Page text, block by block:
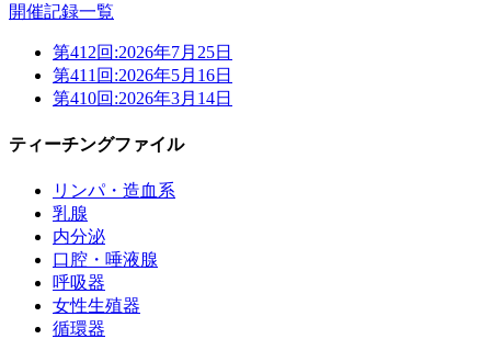
開催記録一覧
第412回:2026年7月25日
第411回:2026年5月16日
第410回:2026年3月14日
ティーチングファイル
リンパ・造血系
乳腺
内分泌
口腔・唾液腺
呼吸器
女性生殖器
循環器